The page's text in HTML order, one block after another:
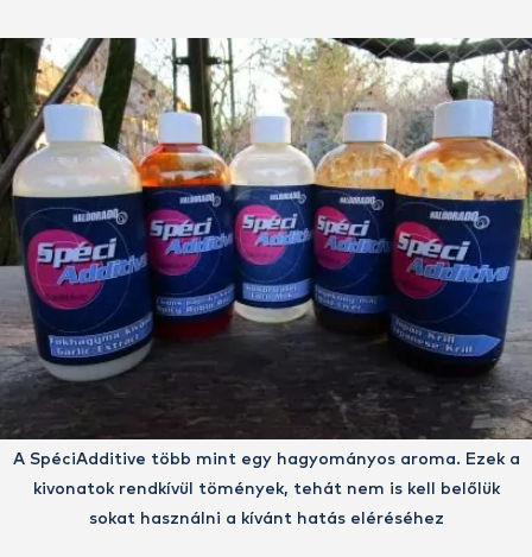
A SpéciAdditive több mint egy hagyományos aroma. Ezek a
kivonatok rendkívül tömények, tehát nem is kell belőlük
sokat használni a kívánt hatás eléréséhez